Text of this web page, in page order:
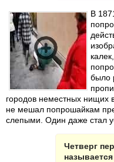
В
было
городов неместных нищих
не мешал попрошайкам
слепыми. Один даже стал
Четверг